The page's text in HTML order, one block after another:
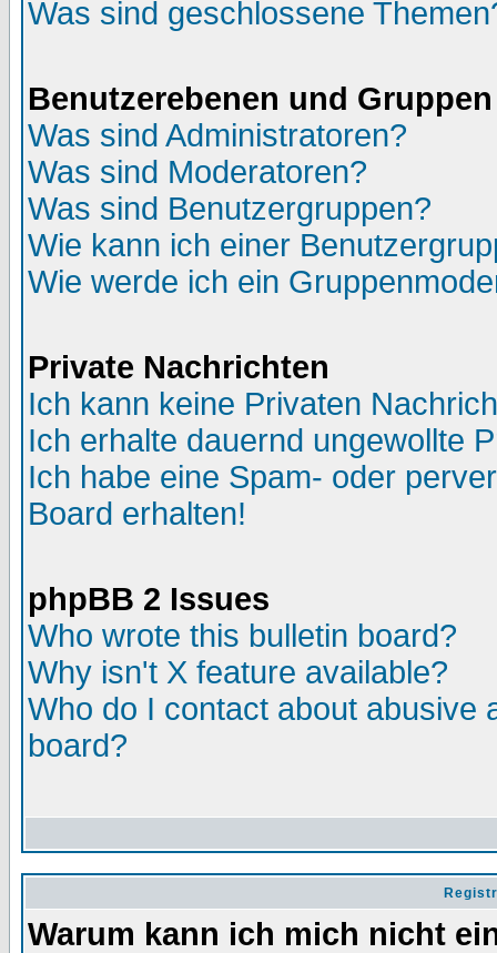
Was sind geschlossene
Benutzerebenen und Gruppen
Was sind Administratoren?
Was sind Moderatoren?
Was sind Benutzergruppen?
Wie kann ich einer
Wie werde ich ein
Private Nachrichten
Ich kann keine Privaten
Ich erhalte dauernd ungewollte
Ich habe eine Spam- oder
Board erhalten!
phpBB 2 Issues
Who wrote this bulletin board?
Why isn't X feature available?
Who do I contact about abusive
board?
Warum kann ich mich nicht